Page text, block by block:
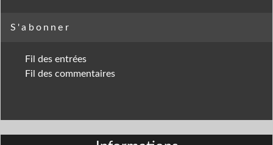
S'abonner
Fil des entrées
Fil des commentaires